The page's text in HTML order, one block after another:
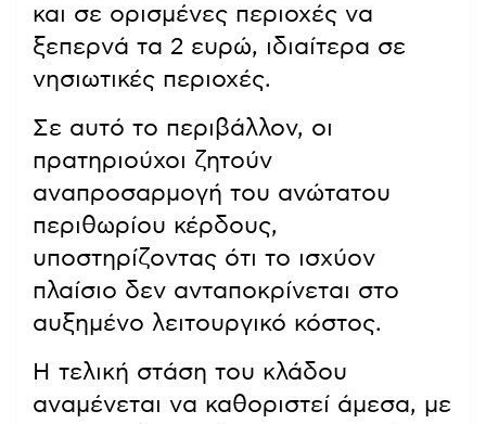
και σε ορισμένες περιοχές να
ξεπερνά τα 2 ευρώ, ιδιαίτερα σε
νησιωτικές περιοχές.
Σε αυτό το περιβάλλον, οι
πρατηριούχοι ζητούν
αναπροσαρμογή του ανώτατου
περιθωρίου κέρδους,
υποστηρίζοντας ότι το ισχύον
πλαίσιο δεν ανταποκρίνεται στο
αυξημένο λειτουργικό κόστος.
Η τελική στάση του κλάδου
αναμένεται να καθοριστεί άμεσα, με